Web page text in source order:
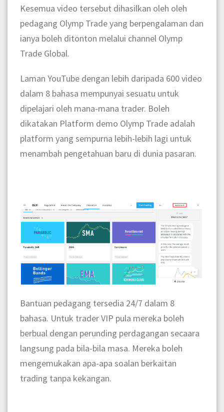
Kesemua video tersebut dihasilkan oleh oleh
pedagang Olymp Trade yang berpengalaman dan
ianya boleh ditonton melalui channel Olymp
Trade Global.
Laman YouTube dengan lebih daripada 600 video
dalam 8 bahasa mempunyai sesuatu untuk
dipelajari oleh mana-mana trader. Boleh
dikatakan Platform demo Olymp Trade adalah
platform yang sempurna lebih-lebih lagi untuk
menambah pengetahuan baru di dunia pasaran.
Bantuan pedagang tersedia 24/7 dalam 8
bahasa. Untuk trader VIP pula mereka boleh
berbual dengan perunding perdagangan secaara
langsung pada bila-bila masa. Mereka boleh
mengemukakan apa-apa soalan berkaitan
trading tanpa kekangan.